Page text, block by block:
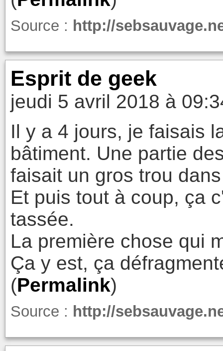
Source : http://
Esprit de geek
jeudi 5 avril 2018 à
Il y a 4 jours, je faisais
bâtiment. Une partie
faisait un gros trou
Et puis tout à coup, ça
tassée.
La première chose qui
Ça y est, ça
(Permalink)
Source : http://